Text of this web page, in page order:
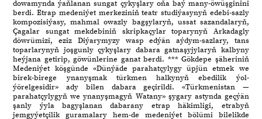
dowamynda ýaňlanan sungat çykyşlary oňa baý many-öwüşginini
berdi. Etrap medeniýet merkeziniň teatr studiýasynyň edebi-sazly
kompozisiýasy, mahmal owazly bagşylaryň, ussat sazandalaryň,
Çagalar sungat mekdebiniň skripkaçylar toparynyň Arkadagly
döwrümizi, eziz Diýarymyzy wasp edýän aýdym-sazlary, tans
toparlarynyň joşgunly çykyşlary dabara gatnaşyjylaryň kalbyny
heýjana getirip, göwünlerine ganat berdi. *** Gökdepe şäheriniň
Medeniýet köşgünde «Dünýäde parahatçylygy üpjün etmek we
birek-birege ynanyşmak türkmen halkynyň ebedilik ýol-
ýörelgesidir» ady bilen dabara geçirildi. «Türkmenistan —
parahatçylygyň we ynanyşmagyň Watany» şygary astynda geçýän
şanly ýyla bagyşlanan dabarany etrap häkimligi, etrabyň
jemgyýetçilik guramalary hem-de medeniýet bölümi bilelikde